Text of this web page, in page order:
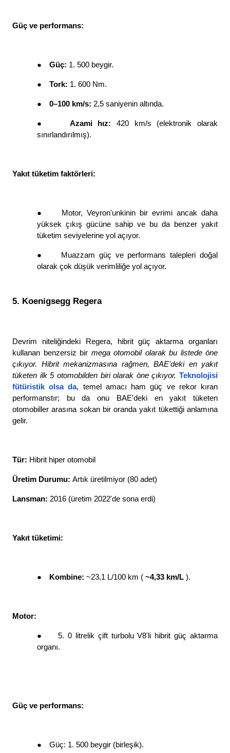
Güç ve performans:
● Güç: 1. 500 beygir.
● Tork: 1. 600 Nm.
● 0–100 km/s: 2,5 saniyenin altında.
● Azami hız: 420 km/s (elektronik olarak
sınırlandırılmış).
Yakıt tüketim faktörleri:
●
Motor, Veyron'unkinin bir evrimi ancak daha
yüksek çıkış gücüne sahip ve bu da benzer yakıt
tüketim seviyelerine yol açıyor.
●
Muazzam güç ve performans talepleri doğal
olarak çok düşük verimliliğe yol açıyor.
5. Koenigsegg Regera
Devrim niteliğindeki Regera, hibrit güç aktarma organları
kullanan benzersiz bir mega otomobil olarak bu listede öne
çıkıyor. Hibrit mekanizmasına rağmen, BAE'deki en yakıt
tüketen ilk 5 otomobilden biri olarak öne çıkıyor. Teknolojisi
fütüristik olsa da, temel amacı ham güç ve rekor kıran
performanstır; bu da onu BAE'deki en yakıt tüketen
otomobiller arasına sokan bir oranda yakıt tükettiği anlamına
gelir.
Tür: Hibrit hiper otomobil
Üretim Durumu: Artık üretilmiyor (80 adet)
Lansman: 2016 (üretim 2022'de sona erdi)
Yakıt tüketimi:
● Kombine: ~23,1 L/100 km ( ~4,33 km/L ).
Motor:
●
5. 0 litrelik çift turbolu V8'li hibrit güç aktarma
organı.
Güç ve performans:
● Güç: 1. 500 beygir (birleşik).